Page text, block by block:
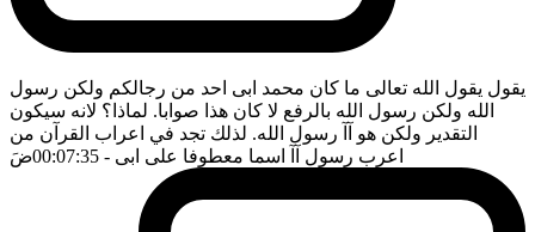
يقول يقول الله تعالى ما كان محمد ابى احد من رجالكم ولكن رسول
الله ولكن رسول الله بالرفع لا كان هذا صوابا. لماذا؟ لانه سيكون
التقدير ولكن هو آآ رسول الله. لذلك تجد في اعراب القرآن من
اعرب رسول آآ اسما معطوفا على ابى - 00:07:35 ضَ